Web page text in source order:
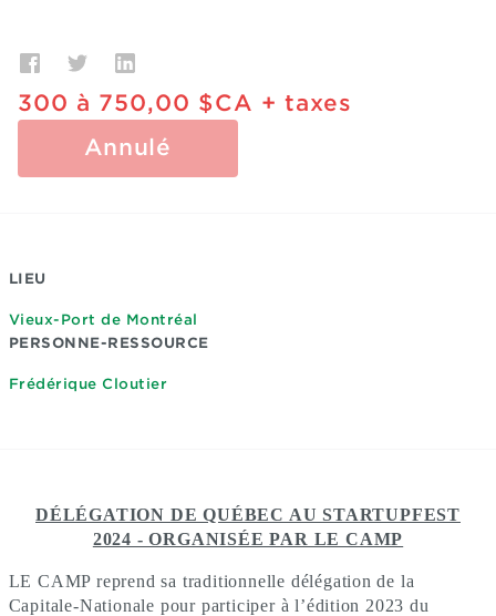
300 à 750,00 $CA + taxes
Annulé
LIEU
Vieux-Port de Montréal
PERSONNE-RESSOURCE
Frédérique Cloutier
DÉLÉGATION DE QUÉBEC AU STARTUPFEST
2024 - ORGANISÉE PAR LE CAMP
LE CAMP reprend sa traditionnelle délégation de la
Capitale-Nationale pour participer à l’édition 2023 du